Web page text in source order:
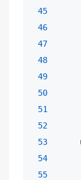
45
46
47
48
49
50
51
52
53
54
55